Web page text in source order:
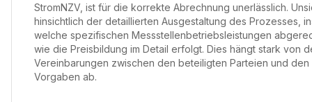
StromNZV, ist für die korrekte Abrechnung unerlässlich.
hinsichtlich der detaillierten Ausgestaltung des Prozesses,
welche spezifischen Messstellenbetriebsleistungen
wie die Preisbildung im Detail erfolgt. Dies hängt stark von
Vereinbarungen zwischen den beteiligten Parteien und
Vorgaben ab.